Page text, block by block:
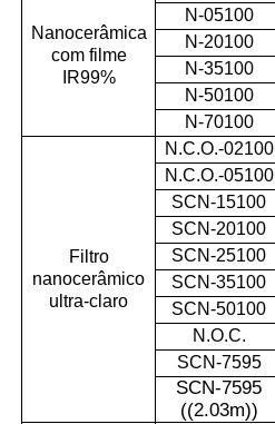
Nanocerâmica
com filme
IR99%
N-05100
N-20100
N-35100
N-50100
N-70100
Filtro
nanocerâmico
ultra-claro
N.C.O.-02100
N.C.O.-05100
SCN-15100
SCN-20100
SCN-25100
SCN-35100
SCN-50100
N.O.C.
SCN-7595
SCN-7595
((2.03m))